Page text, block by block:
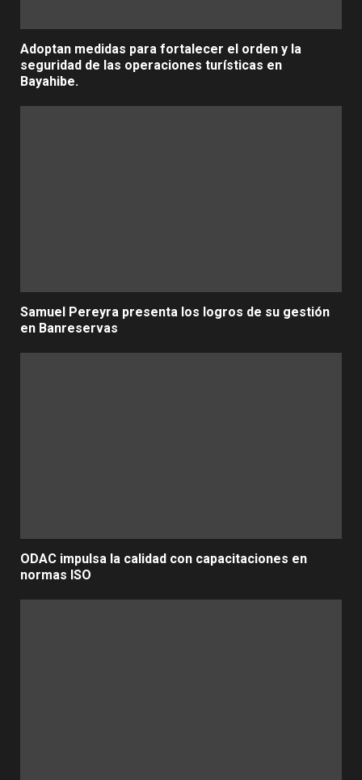
Adoptan medidas para fortalecer el orden y la
seguridad de las operaciones turísticas en
Bayahibe.
Samuel Pereyra presenta los logros de su gestión
en Banreservas
ODAC impulsa la calidad con capacitaciones en
normas ISO